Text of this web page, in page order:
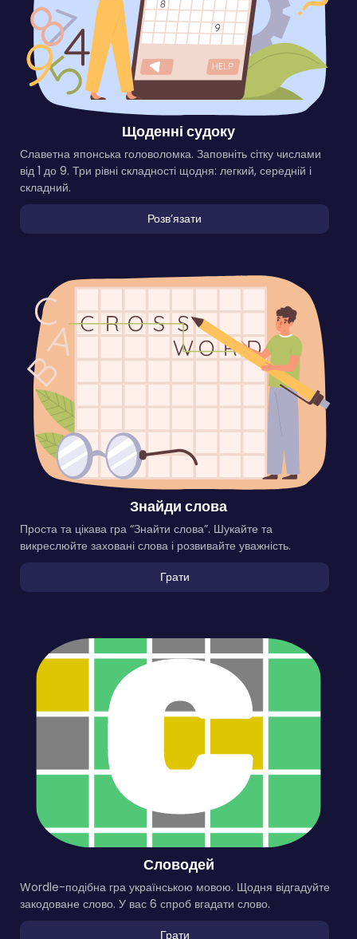
Щоденні судоку
Славетна японська головоломка. Заповніть сітку числами
від 1 до 9. Три рівні складності щодня: легкий, середній і
складний.
Розвʼязати
Знайди слова
Проста та цікава гра “Знайти слова”. Шукайте та
викреслюйте заховані слова і розвивайте уважність.
Грати
Словодей
Wordle-подібна гра українською мовою. Щодня відгадуйте
закодоване слово. У вас 6 спроб вгадати слово.
Грати